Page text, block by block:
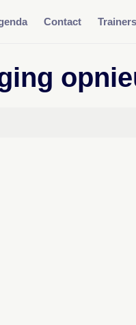
Contact Trainers